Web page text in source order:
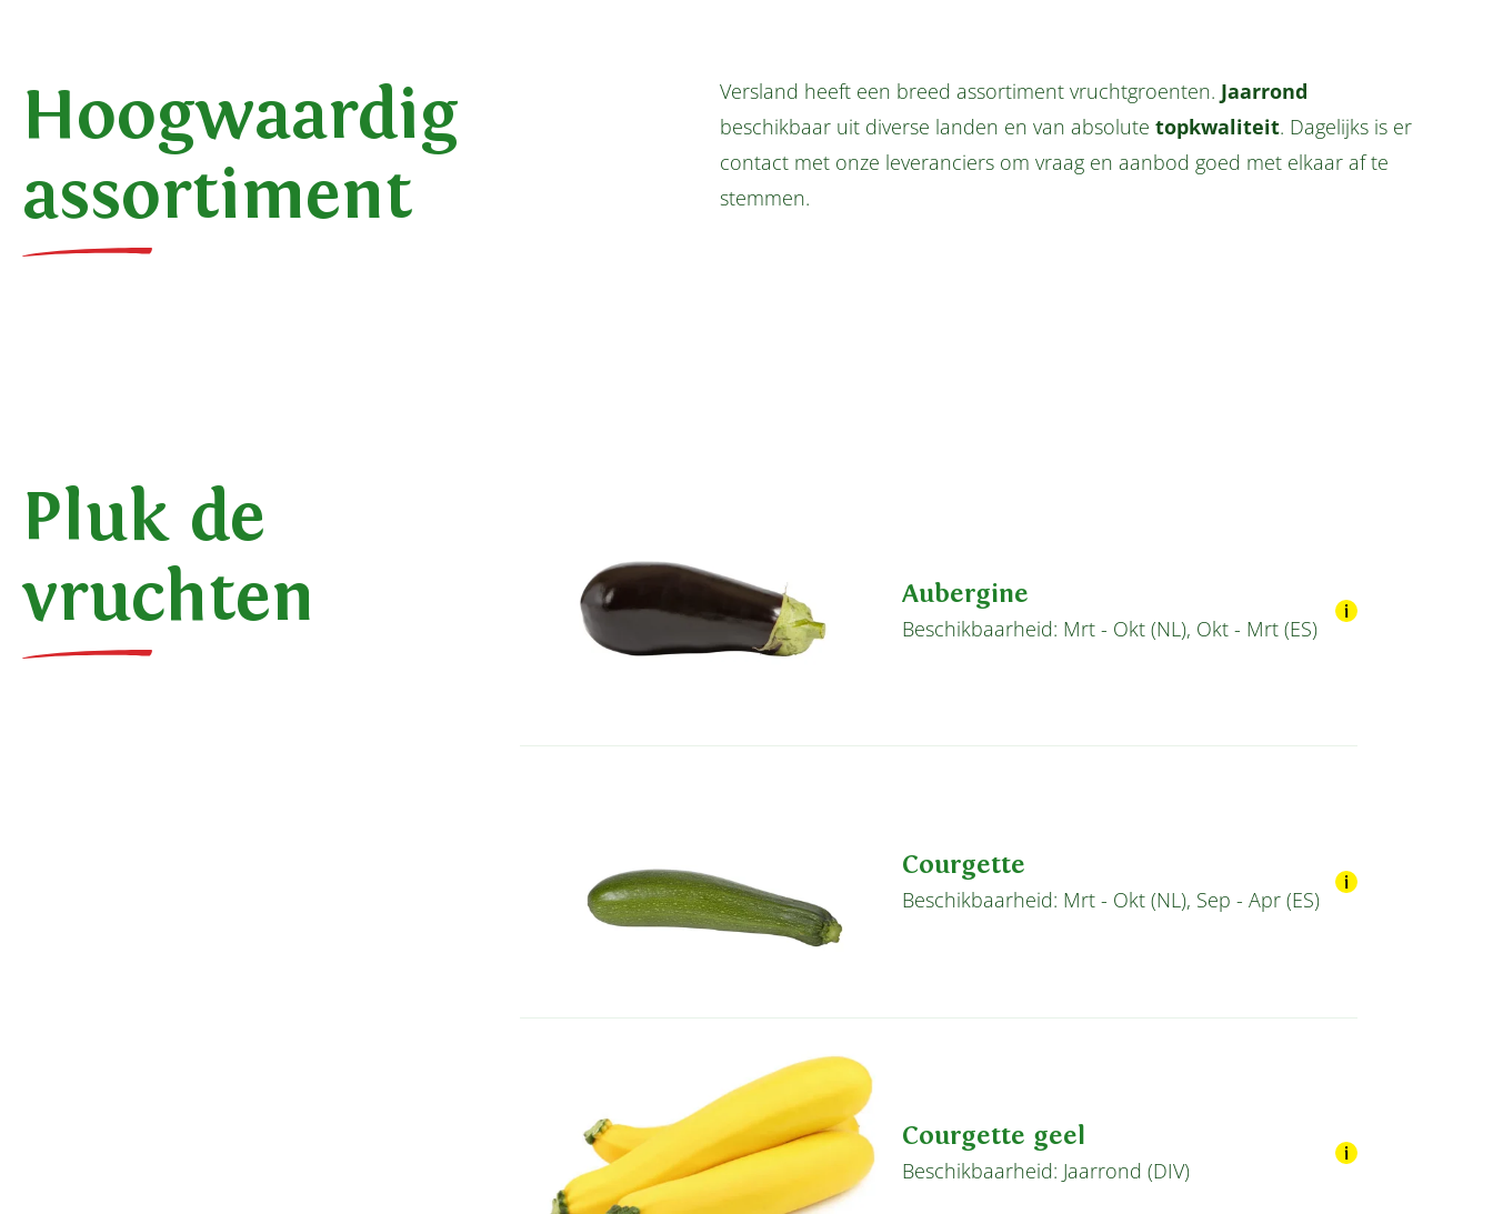
Hoogwaardig
assortiment
Versland heeft een breed assortiment vruchtgroenten. Jaarrond
beschikbaar uit diverse landen en van absolute topkwaliteit. Dagelijks is er
contact met onze leveranciers om vraag en aanbod goed met elkaar af te
stemmen.
Pluk de
vruchten
Aubergine
Beschikbaarheid: Mrt - Okt (NL), Okt - Mrt (ES)
Courgette
Beschikbaarheid: Mrt - Okt (NL), Sep - Apr (ES)
Courgette geel
Beschikbaarheid: Jaarrond (DIV)